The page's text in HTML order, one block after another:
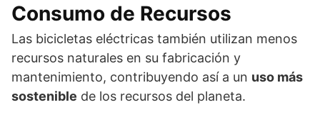
Consumo de Recursos
Las bicicletas eléctricas también utilizan menos
recursos naturales en su fabricación y
mantenimiento, contribuyendo así a un uso más
sostenible de los recursos del planeta.